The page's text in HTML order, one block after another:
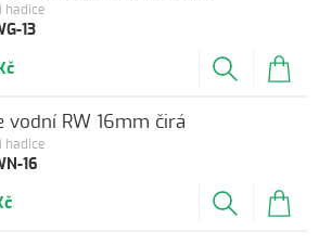
13
hadice
16
hadice
vodní RW 16mm čirá